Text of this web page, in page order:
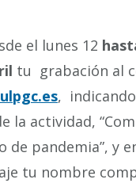
el lunes 12
tu grabación al
,
la actividad,
de pandemia”, y
tu nombre